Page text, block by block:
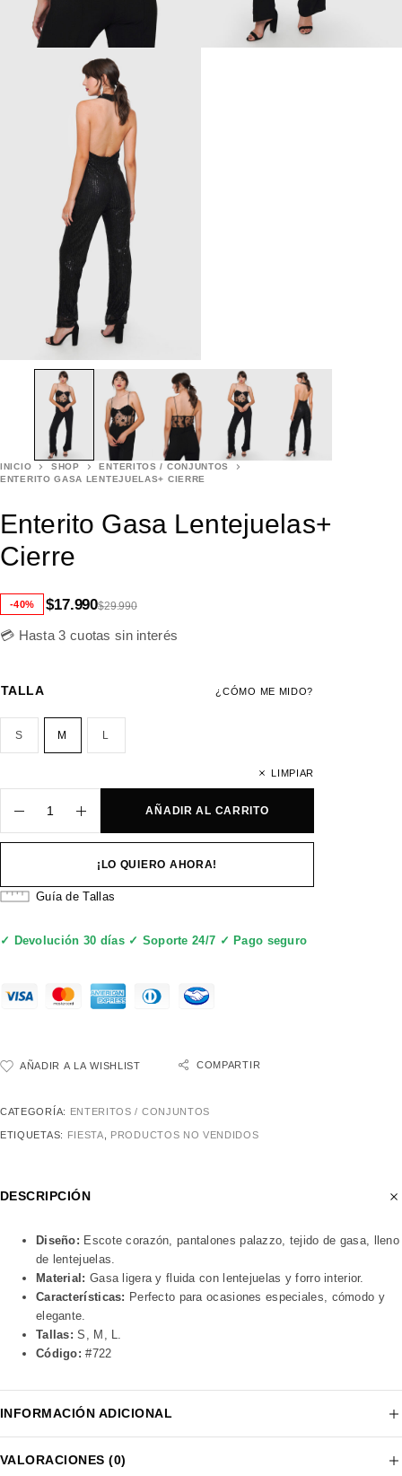
INICIO SHOP
ENTERITOS / CONJUNTOS
ENTERITO GASA LENTEJUELAS+ CIERRE
Enterito Gasa Lentejuelas+
Cierre
-40% $29.990
$17.990
💳 Hasta 3 cuotas sin interés
¿CÓMO ME MIDO?
TALLA
S M L
LIMPIAR
AÑADIR AL CARRITO
¡LO QUIERO AHORA!
Guía de Tallas
✓ Devolución 30 días ✓ Soporte 24/7 ✓ Pago seguro
AÑADIR A LA WISHLIST COMPARTIR
CATEGORÍA: ENTERITOS / CONJUNTOS
ETIQUETAS: FIESTA PRODUCTOS NO VENDIDOS
DESCRIPCIÓN
Diseño: Escote corazón, pantalones palazzo, tejido de gasa, lleno
de lentejuelas.
Material: Gasa ligera y fluida con lentejuelas y forro interior.
Características: Perfecto para ocasiones especiales, cómodo y
elegante.
Tallas: S, M, L.
Código: #722
INFORMACIÓN ADICIONAL
VALORACIONES (0)